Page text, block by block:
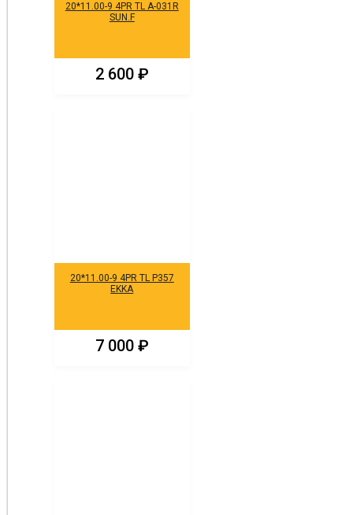
20*11.00-9 4PR TL A-031R
SUN.F
2 600 ₽
20*11.00-9 4PR TL P357
EKKA
7 000 ₽